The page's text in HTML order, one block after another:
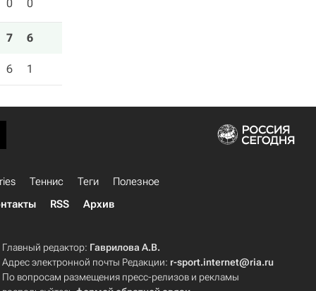
0 0
7 6
6 1
Теннис Теги
Полезное
RSS Архив
Главный редактор: Гаврилова А.В.
Адрес электронной почты Редакции: r-sport.internet@ria.ru
По вопросам размещения пресс-релизов и рекламы